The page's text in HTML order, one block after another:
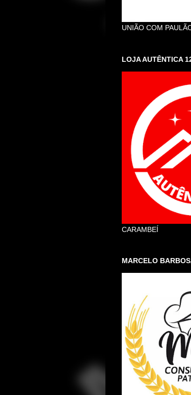
UNIÃO COM
LOJA AUTÊNTICA
CARAMBEÍ
MARCELO